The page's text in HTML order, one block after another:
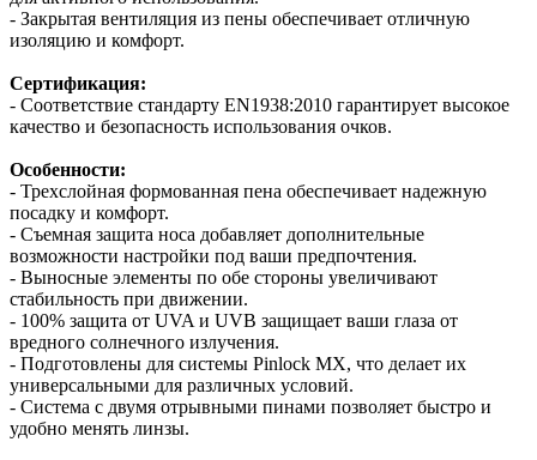
- Закрытая вентиляция из пены обеспечивает отличную
изоляцию и комфорт.
Сертификация:
- Соответствие стандарту EN1938:2010 гарантирует высокое
качество и безопасность использования очков.
Особенности:
- Трехслойная формованная пена обеспечивает надежную
посадку и комфорт.
- Съемная защита носа добавляет дополнительные
возможности настройки под ваши предпочтения.
- Выносные элементы по обе стороны увеличивают
стабильность при движении.
- 100% защита от UVA и UVB защищает ваши глаза от
вредного солнечного излучения.
- Подготовлены для системы Pinlock MX, что делает их
универсальными для различных условий.
- Система с двумя отрывными пинами позволяет быстро и
удобно менять линзы.